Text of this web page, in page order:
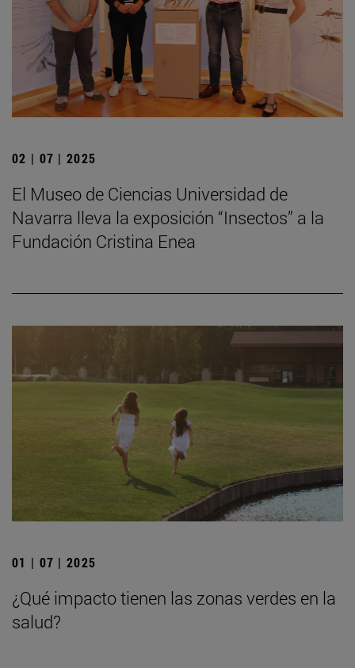
02 | 07 | 2025
El Museo de Ciencias Universidad de
Navarra lleva la exposición “Insectos” a la
Fundación Cristina Enea
01 | 07 | 2025
¿Qué impacto tienen las zonas verdes en la
salud?